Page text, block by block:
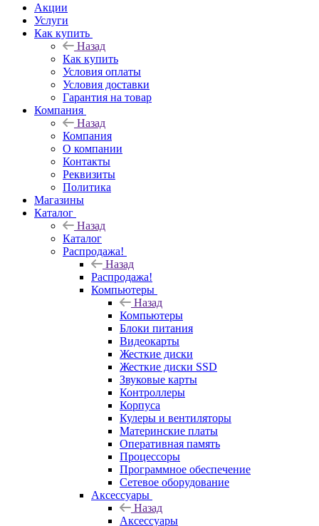
Акции
Услуги
Как купить
Назад
Как купить
Условия оплаты
Условия доставки
Гарантия на товар
Компания
Назад
Компания
О компании
Контакты
Реквизиты
Политика
Магазины
Каталог
Назад
Каталог
Распродажа!
Назад
Распродажа!
Компьютеры
Назад
Компьютеры
Блоки питания
Видеокарты
Жесткие диски
Жесткие диски SSD
Звуковые карты
Контроллеры
Корпуса
Кулеры и вентиляторы
Материнские платы
Оперативная память
Процессоры
Программное обеспечение
Сетевое оборудование
Аксессуары
Назад
Аксессуары